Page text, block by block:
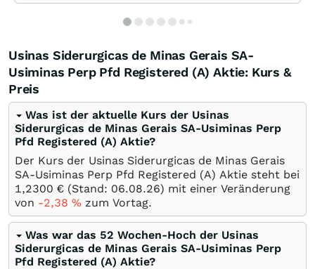
Usinas Siderurgicas de Minas Gerais SA-
Usiminas Perp Pfd Registered (A) Aktie: Kurs &
Preis
Was ist der aktuelle Kurs der Usinas
Siderurgicas de Minas Gerais SA-Usiminas Perp
Pfd Registered (A) Aktie?
Der Kurs der Usinas Siderurgicas de Minas Gerais
SA-Usiminas Perp Pfd Registered (A) Aktie steht bei
1,2300 € (Stand: 06.08.26) mit einer Veränderung
von -2,38 % zum Vortag.
Was war das 52 Wochen-Hoch der Usinas
Siderurgicas de Minas Gerais SA-Usiminas Perp
Pfd Registered (A) Aktie?